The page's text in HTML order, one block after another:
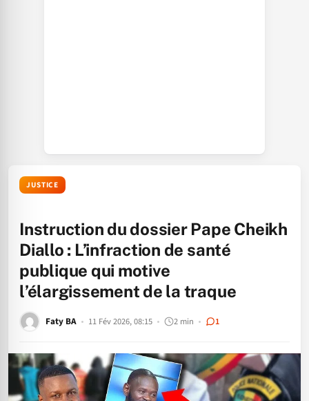
JUSTICE
Instruction du dossier Pape Cheikh
Diallo : L’infraction de santé
publique qui motive
l’élargissement de la traque
Faty BA 11 Fév 2026, 08:15 2 min 1